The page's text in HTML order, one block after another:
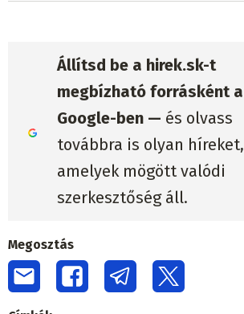
Állítsd be a hirek.sk-t
megbízható forrásként a
Google-ben — és olvass
továbbra is olyan híreket,
amelyek mögött valódi
szerkesztőség áll.
Megosztás